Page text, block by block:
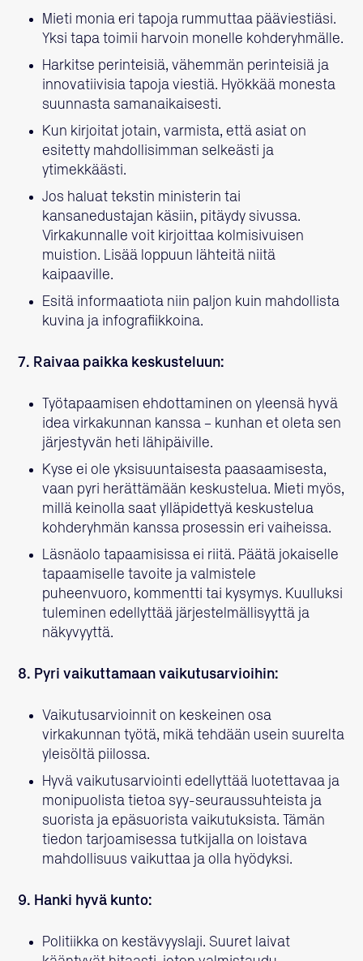
Mieti monia eri tapoja rummuttaa pääviestiäsi.
Yksi tapa toimii harvoin monelle kohderyhmälle.
Harkitse perinteisiä, vähemmän perinteisiä ja
innovatiivisia tapoja viestiä. Hyökkää monesta
suunnasta samanaikaisesti.
Kun kirjoitat jotain, varmista, että asiat on
esitetty mahdollisimman selkeästi ja
ytimekkäästi.
Jos haluat tekstin ministerin tai
kansanedustajan käsiin, pitäydy sivussa.
Virkakunnalle voit kirjoittaa kolmisivuisen
muistion. Lisää loppuun lähteitä niitä
kaipaaville.
Esitä informaatiota niin paljon kuin mahdollista
kuvina ja infografiikkoina.
7. Raivaa paikka keskusteluun:
Työtapaamisen ehdottaminen on yleensä hyvä
idea virkakunnan kanssa – kunhan et oleta sen
järjestyvän heti lähipäiville.
Kyse ei ole yksisuuntaisesta paasaamisesta,
vaan pyri herättämään keskustelua. Mieti myös,
millä keinolla saat ylläpidettyä keskustelua
kohderyhmän kanssa prosessin eri vaiheissa.
Läsnäolo tapaamisissa ei riitä. Päätä jokaiselle
tapaamiselle tavoite ja valmistele
puheenvuoro, kommentti tai kysymys. Kuulluksi
tuleminen edellyttää järjestelmällisyyttä ja
näkyvyyttä.
8. Pyri vaikuttamaan vaikutusarvioihin:
Vaikutusarvioinnit on keskeinen osa
virkakunnan työtä, mikä tehdään usein suurelta
yleisöltä piilossa.
Hyvä vaikutusarviointi edellyttää luotettavaa ja
monipuolista tietoa syy-seuraussuhteista ja
suorista ja epäsuorista vaikutuksista. Tämän
tiedon tarjoamisessa tutkijalla on loistava
mahdollisuus vaikuttaa ja olla hyödyksi.
9. Hanki hyvä kunto:
Politiikka on kestävyyslaji. Suuret laivat